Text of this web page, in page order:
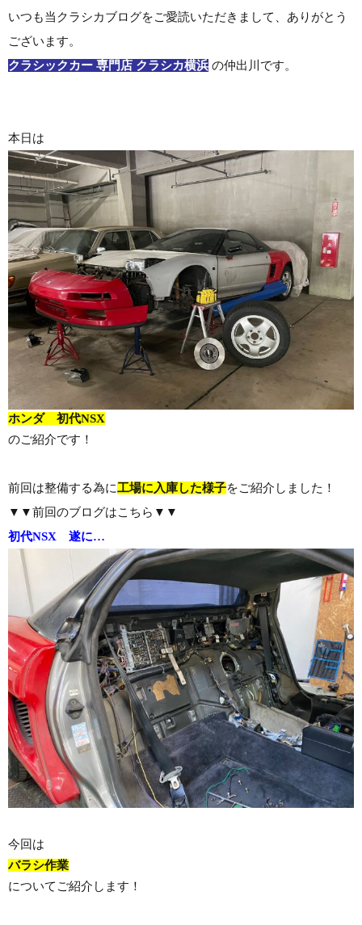
いつも当クラシカブログをご愛読いただきまして、ありがとう
ございます。
クラシックカー 専門店 クラシカ横浜 の仲出川です。
本日は
ホンダ 初代NSX
のご紹介です！
前回は整備する為に工場に入庫した様子をご紹介しました！
▼▼前回のブログはこちら▼▼
初代NSX 遂に…
今回は
バラシ作業
についてご紹介します！